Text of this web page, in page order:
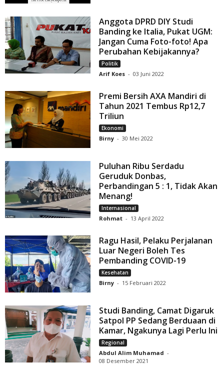
Anggota DPRD DIY Studi
Banding ke Italia, Pukat UGM:
Jangan Cuma Foto-foto! Apa
Perubahan Kebijakannya?
Politik
Arif Koes - 03 Juni 2022
Premi Bersih AXA Mandiri di
Tahun 2021 Tembus Rp12,7
Triliun
Ekonomi
Birny - 30 Mei 2022
Puluhan Ribu Serdadu
Geruduk Donbas,
Perbandingan 5 : 1, Tidak Akan
Menang!
Internasional
Rohmat - 13 April 2022
Ragu Hasil, Pelaku Perjalanan
Luar Negeri Boleh Tes
Pembanding COVID-19
Kesehatan
Birny - 15 Februari 2022
Studi Banding, Camat Digaruk
Satpol PP Sedang Berduaan di
Kamar, Ngakunya Lagi Perlu Ini
Regional
Abdul Alim Muhamad -
08 Desember 2021